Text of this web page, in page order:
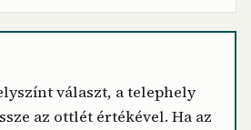
választ, a telephely
az ottlét értékével. Ha az